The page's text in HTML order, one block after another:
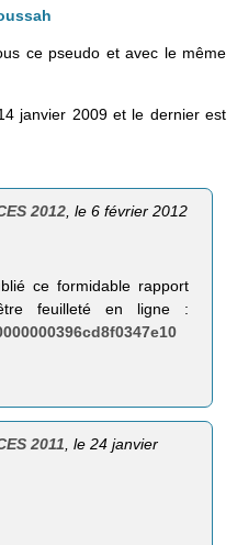
ce pseudo et avec le même
janvier 2009 et le dernier est
2012, le 6 février 2012
ce formidable rapport
feuilleté en ligne :
2011 , le 24 janvier